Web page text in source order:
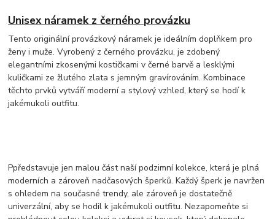
Unisex náramek z černého provázku
Tento originální provázkový náramek je ideálním doplňkem pro
ženy i muže. Vyrobený z černého provázku, je zdobený
elegantními zkosenými kostičkami v černé barvě a lesklými
kuličkami ze žlutého zlata s jemným gravírováním. Kombinace
těchto prvků vytváří moderní a stylový vzhled, který se hodí k
jakémukoli outfitu.
Ppředstavuje jen malou část naší podzimní kolekce, která je plná
moderních a zároveň nadčasových šperků. Každý šperk je navržen
s ohledem na současné trendy, ale zároveň je dostatečně
univerzální, aby se hodil k jakémukoli outfitu. Nezapomeňte si